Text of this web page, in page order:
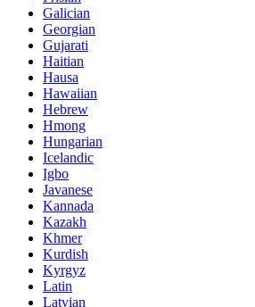
Galician
Georgian
Gujarati
Haitian
Hausa
Hawaiian
Hebrew
Hmong
Hungarian
Icelandic
Igbo
Javanese
Kannada
Kazakh
Khmer
Kurdish
Kyrgyz
Latin
Latvian